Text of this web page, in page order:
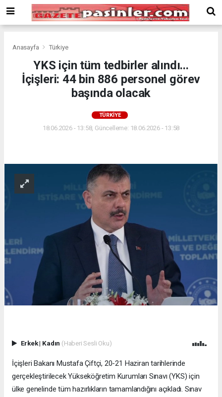
Bonusu
Veren
deneme
Anasayfa Türkiye
YKS için tüm tedbirler alındı...
İçişleri: 44 bin 886 personel görev
başında olacak
TÜRKIYE
18.06.2026 - 13:58, Güncelleme: 18.06.2026 - 13:58
Erkek| Kadın (Haberi Sesli Oku)
İçişleri Bakanı Mustafa Çiftçi, 20-21 Haziran tarihlerinde
gerçekleştirilecek Yükseköğretim Kurumları Sınavı (YKS) için
ülke genelinde tüm hazırlıkların tamamlandığını açıkladı. Sınav